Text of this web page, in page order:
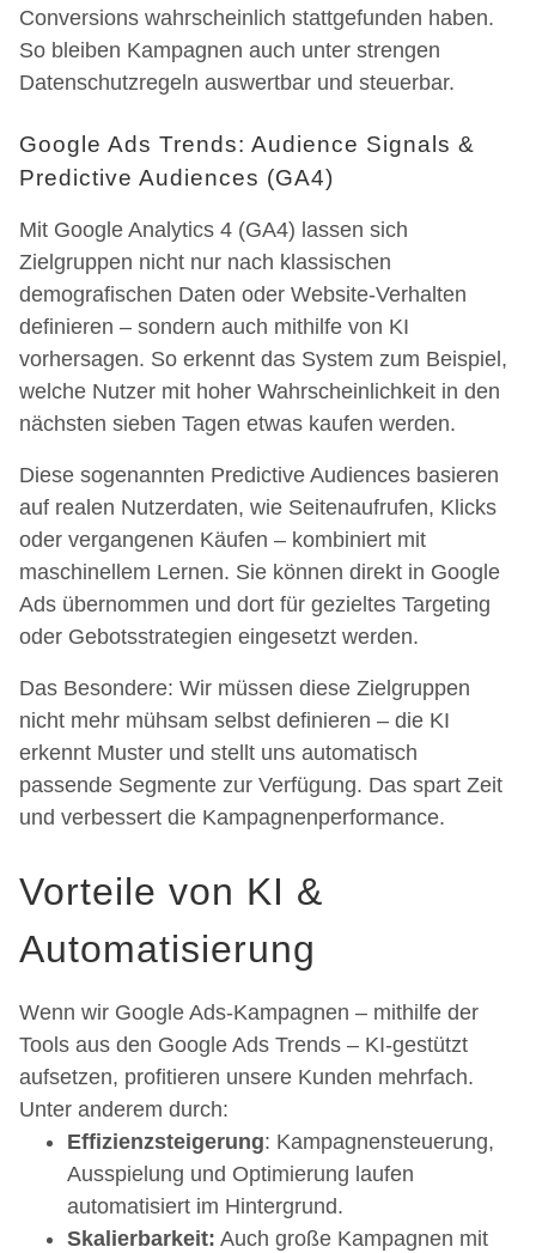
Conversions wahrscheinlich stattgefunden haben.
So bleiben Kampagnen auch unter strengen
Datenschutzregeln auswertbar und steuerbar.
Google Ads Trends: Audience Signals &
Predictive Audiences (GA4)
Mit Google Analytics 4 (GA4) lassen sich
Zielgruppen nicht nur nach klassischen
demografischen Daten oder Website-Verhalten
definieren – sondern auch mithilfe von KI
vorhersagen. So erkennt das System zum Beispiel,
welche Nutzer mit hoher Wahrscheinlichkeit in den
nächsten sieben Tagen etwas kaufen werden.
Diese sogenannten Predictive Audiences basieren
auf realen Nutzerdaten, wie Seitenaufrufen, Klicks
oder vergangenen Käufen – kombiniert mit
maschinellem Lernen. Sie können direkt in Google
Ads übernommen und dort für gezieltes Targeting
oder Gebotsstrategien eingesetzt werden.
Das Besondere: Wir müssen diese Zielgruppen
nicht mehr mühsam selbst definieren – die KI
erkennt Muster und stellt uns automatisch
passende Segmente zur Verfügung. Das spart Zeit
und verbessert die Kampagnenperformance.
Vorteile von KI &
Automatisierung
Wenn wir Google Ads-Kampagnen – mithilfe der
Tools aus den Google Ads Trends – KI-gestützt
aufsetzen, profitieren unsere Kunden mehrfach.
Unter anderem durch:
Effizienzsteigerung: Kampagnensteuerung,
Ausspielung und Optimierung laufen
automatisiert im Hintergrund.
Skalierbarkeit: Auch große Kampagnen mit